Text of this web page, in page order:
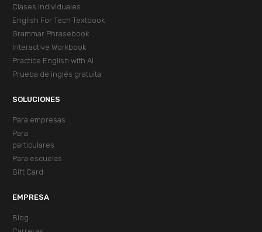
Clases individuales
English For Tech Textbook
Grammar Phrasebook
Interactive Workbook
Practice English with AI
Prueba de inglés gratuita
SOLUCIONES
Para empresas
Para
particulares
Para escuelas
Gift Card
EMPRESA
Blog